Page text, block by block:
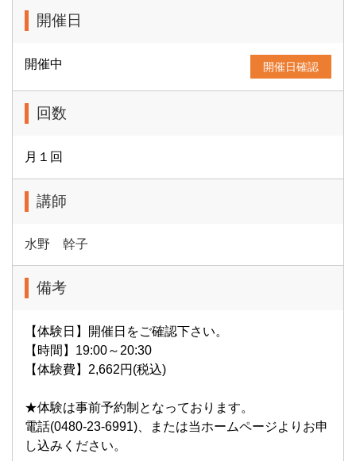
開催日
開催中 開催日確認
回数
月１回
講師
水野 幹子
備考
【体験日】開催日をご確認下さい。
【時間】19:00～20:30
【体験費】2,662円(税込)
★体験は事前予約制となっております。
電話(0480-23-6991)、または当ホームページよりお申
し込みください。